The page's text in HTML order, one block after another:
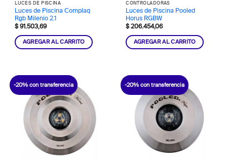
LUCES DE PISCINA
Luces de Piscina Complaq
Rgb Milenio 2.1
$ 91.503,69
AGREGAR AL CARRITO
CONTROLADORAS
Luces de Piscina Pooled
Horus RGBW
$ 206.454,06
AGREGAR AL CARRITO
-20% con transferencia -20% con transferencia